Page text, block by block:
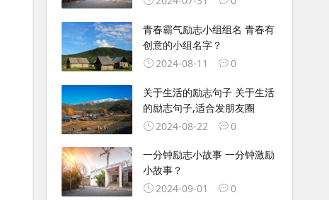
青春霸气励志小组组名 青春有
创意的小组名字？
2024-08-11
0
关于生活的励志句子 关于生活
的励志句子,适合发朋友圈
2024-08-22
0
一分钟励志小故事 一分钟激励
小故事？
2024-09-01
0